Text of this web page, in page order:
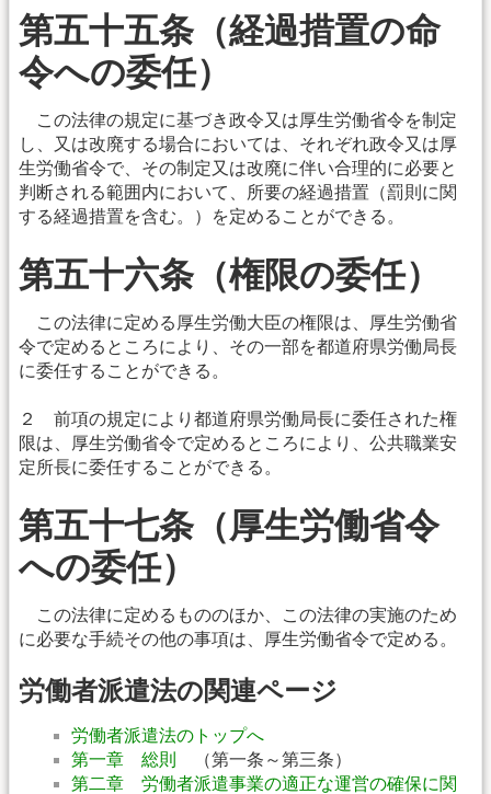
第五十五条（経過措置の命
令への委任）
この法律の規定に基づき政令又は厚生労働省令を制定
し、又は改廃する場合においては、それぞれ政令又は厚
生労働省令で、その制定又は改廃に伴い合理的に必要と
判断される範囲内において、所要の経過措置（罰則に関
する経過措置を含む。）を定めることができる。
第五十六条（権限の委任）
この法律に定める厚生労働大臣の権限は、厚生労働省
令で定めるところにより、その一部を都道府県労働局長
に委任することができる。
２ 前項の規定により都道府県労働局長に委任された権
限は、厚生労働省令で定めるところにより、公共職業安
定所長に委任することができる。
第五十七条（厚生労働省令
への委任）
この法律に定めるもののほか、この法律の実施のため
に必要な手続その他の事項は、厚生労働省令で定める。
労働者派遣法の関連ページ
労働者派遣法のトップへ
第一章 総則
（第一条～第三条）
第二章 労働者派遣事業の適正な運営の確保に関